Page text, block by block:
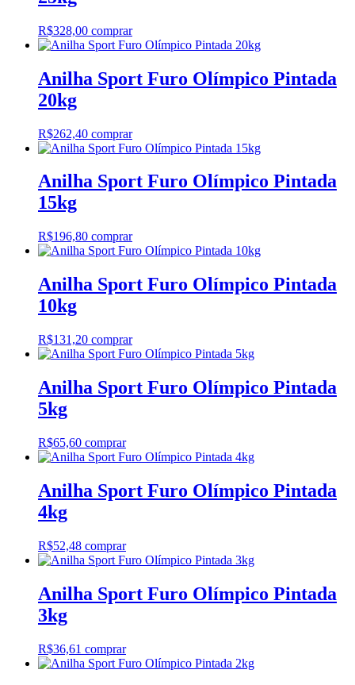
R$328,00 comprar
Anilha Sport Furo Olímpico Pintada
20kg
R$262,40 comprar
Anilha Sport Furo Olímpico Pintada
15kg
R$196,80 comprar
Anilha Sport Furo Olímpico Pintada
10kg
R$131,20 comprar
Anilha Sport Furo Olímpico Pintada
5kg
R$65,60 comprar
Anilha Sport Furo Olímpico Pintada
4kg
R$52,48 comprar
Anilha Sport Furo Olímpico Pintada
3kg
R$36,61 comprar